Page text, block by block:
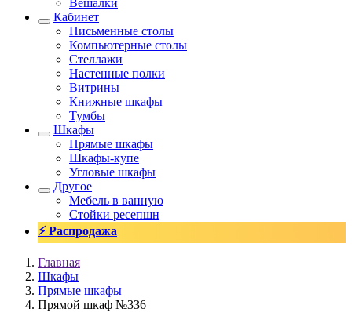
Вешалки
Кабинет
Письменные столы
Компьютерные столы
Стеллажи
Настенные полки
Витрины
Книжные шкафы
Тумбы
Шкафы
Прямые шкафы
Шкафы-купе
Угловые шкафы
Другое
Мебель в ванную
Стойки ресепшн
⚡ Распродажа
Главная
Шкафы
Прямые шкафы
Прямой шкаф №336